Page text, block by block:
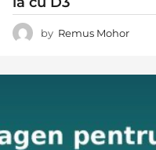
by Remus Mohor